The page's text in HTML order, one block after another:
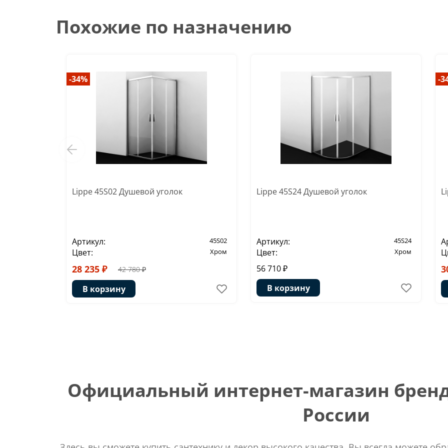
Похожие по назначению
-34%
Lippe 45S02 Душевой уголок
Артикул: 45S02
Цвет: Хром
28 235 ₽ 42 780 ₽
В корзину
Lippe 45S24 Душевой уголок
Артикул: 45S24
Цвет: Хром
56 710 ₽
В корзину
-
Официальный интернет-магазин
России